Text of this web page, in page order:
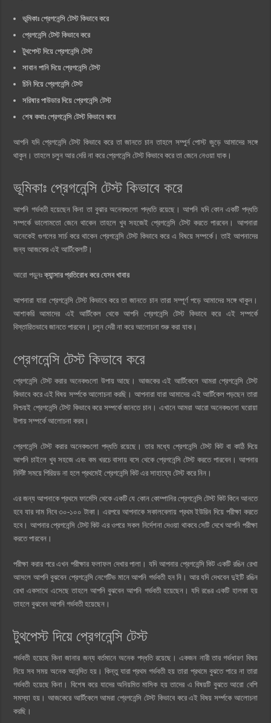
ভূমিকাঃ প্রেগনেন্সি টেস্ট কিভাবে করে
প্রেগনেন্সি টেস্ট কিভাবে করে
টুথপেস্ট দিয়ে প্রেগনেন্সি টেস্ট
সাবান পানি দিয়ে প্রেগনেন্সি টেস্ট
চিনি দিয়ে প্রেগনেন্সি টেস্ট
সরিষার পাউডার দিয়ে প্রেগনেন্সি টেস্ট
শেষ কথাঃ প্রেগনেন্সি টেস্ট কিভাবে করে
আপনি যদি প্রেগনেন্সি টেস্ট কিভাবে করে তা জানতে চান তাহলে সম্পুর্ন পোস্ট জুড়ে আমাদের সঙ্গে
থাকুন। তাহলে চলুন আর দেরি না করে প্রেগনেন্সি টেস্ট কিভাবে করে তা জেনে নেওয়া যাক।
ভূমিকাঃ প্রেগনেন্সি টেস্ট কিভাবে করে
আপনি গর্ভবতী হয়েছেন কিনা তা বুঝার অনেকগুলো পদ্ধতি রয়েছে। আপনি যদি কোন একটি পদ্ধতি
সম্পর্কে ভালোমতো জেনে থাকেন তাহলে খুব সহজেই প্রেগনেন্সি টেস্ট করতে পারবেন। আপনারা
অনেকেই গুগলের সার্চ করে থাকেন প্রেগনেন্সি টেস্ট কিভাবে করে এ বিষয়ে সম্পর্কে। তাই আপনাদের
জন্য আজকের এই আর্টিকেলটি।
আরো পড়ুনঃক্যান্সার প্রতিরোধ করে যেসব খাবার
আপনারা যারা প্রেগনেন্সি টেস্ট কিভাবে করে তা জানতে চান তারা সম্পূর্ণ পড়ে আমাদের সঙ্গে থাকুন।
আশাকরি আমাদের এই আর্টিকেল থেকে আপনি প্রেগনেন্সি টেস্ট কিভাবে করে এই সম্পর্কে
বিস্তারিতভাবে জানতে পারবেন। চলুন দেরী না করে আলোচনা শুরু করা যাক।
প্রেগনেন্সি টেস্ট কিভাবে করে
প্রেগনেন্সি টেস্ট করার অনেকগুলো উপায় আছে। আজকের এই আর্টিকেলে আমরা প্রেগনেন্সি টেস্ট
কিভাবে করে এই বিষয় সর্ম্পকে আলোচনা করছি। আপনারা যারা আমাদের এই আর্টিকেল পড়ছেন তারা
নিশ্চয়ই প্রেগনেন্সি টেস্ট কিভাবে করে সম্পর্কে জানতে চান। এখানে আমরা আরো অনেকগুলো ঘরোয়া
উপায় সম্পর্কে আলোচনা করব।
প্রেগনেন্সি টেস্ট করার অনেকগুলো পদ্ধতি রয়েছে। তার মধ্যে প্রেগনেন্সি টেস্ট কিট বা কাঠি দিয়ে
আপনি চাইলে খুব সহজে এবং কম খরচে বাসায় বসে থেকে প্রেগনেন্সি টেস্ট করতে পারবেন। আপনার
নির্দিষ্ট সময়ে পিরিয়ড না হলে প্রথমেই প্রেগনেন্সি কিট এর সাহায্যে টেস্ট করে নিন।
এর জন্য আপনাকে প্রথমে ফার্মেসি থেকে একটি যে কোন কোম্পানির প্রেগনেন্সি টেস্ট কিট কিনে আনতে
হবে যার দাম নিবে ৩০-১০০ টাকা। এরপরে আপনাকে সকালবেলায় প্রথম ইউরিন দিয়ে পরীক্ষা করতে
হবে। আপনার প্রেগনেন্সি টেস্ট কিট এর ওপরে সকল নির্দেশনা দেওয়া থাকবে সেটি দেখে আপনি পরীক্ষা
করতে পারবেন।
পরীক্ষা করার পরে এখন পরীক্ষার ফলাফল দেখার পালা। যদি আপনার প্রেগনেন্সি কিট একটি রঙিন রেখা
আসলে আপনি বুঝবেন প্রেগনেন্সি নেগেটিভ মানে আপনি গর্ভবতী হন নি। আর যদি দেখবেন দুইটি রঙিন
রেখা একসাথে এসেছে তাহলে আপনি বুঝবেন আপনি গর্ভবতী হয়েছেন। যদি রঙের একটি হালকা হয়
তাহলে বুঝবেন আপনি গর্ভবতী হয়েছেন।
টুথপেস্ট দিয়ে প্রেগনেন্সি টেস্ট
গর্ভবতী হয়েছে কিনা জানার জন্য বর্তমানে অনেক পদ্ধতি রয়েছে। একজন নারী তার গর্ভধারণ বিষয়
নিয়ে সব সময় অনেক আনন্দিত হয়। কিন্তু যারা প্রথম গর্ভবতী হয় তারা প্রথমে বুঝতে পারে না তারা
গর্ভবতী হয়েছে কিনা। বিশেষ করে যাদের অনিয়মিত মাসিক হয় তাদের এ বিষয়টি বুঝতে আরো বেশি
সমস্যা হয়। আজকেরে আর্টিকেলে আমরা প্রেগনেন্সি টেস্ট কিভাবে করে এই বিষয় সর্ম্পকে আলোচনা
করছি।